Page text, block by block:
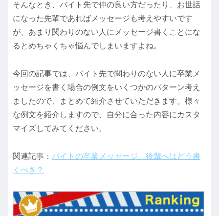
そんなとき、バイト先で仲の良い方だったり、お世話
になった先輩であればメッセージも考えやすいです
が、あまり関わりのない人にメッセージ書くことにな
るとめちゃくちゃ悩んでしまいますよね。
今回の記事では、バイト先で関わりのない人に卒業メ
ッセージを書く場合の例文をいくつかのパターン考え
ましたので、まとめて紹介させていただきます。様々
な例文を紹介しますので、自分に合った内容にカスタ
マイズしてみてください。
関連記事： バイトの卒業メッセージ。後輩へはどう書
くべき？